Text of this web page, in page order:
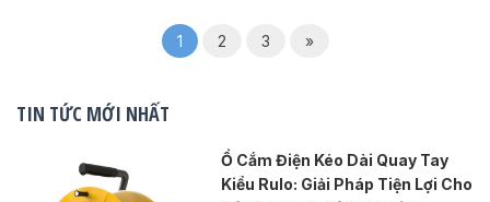
viết
1 2 3 »
TIN TỨC MỚI NHẤT
Ổ Cắm Điện Kéo Dài Quay Tay
Kiểu Rulo: Giải Pháp Tiện Lợi Cho